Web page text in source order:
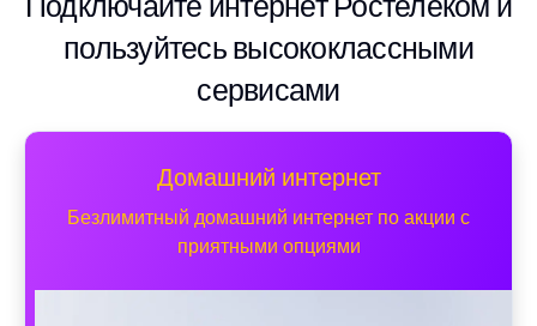
пользуйтесь высококлассными
сервисами
Домашний интернет
Безлимитный домашний интернет по акции с
приятными опциями